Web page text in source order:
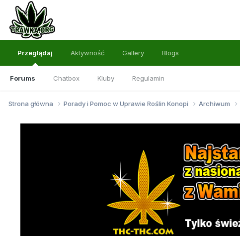
Przeglądaj
Forums Chatbox Kluby Regulamin
Aktywność Gallery Blogs
Strona główna Porady i Pomoc w Uprawie Roślin Konopi Archiwum